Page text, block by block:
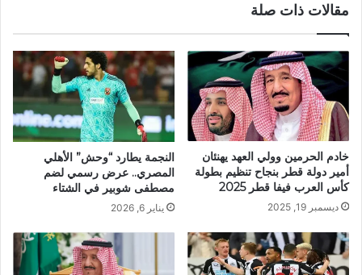
مقالات ذات صلة
خادم الحرمين وولي العهد يهنئان
أمير دولة قطر بنجاح تنظيم بطولة
كأس العرب فيفا قطر 2025
ديسمبر 19, 2025
النجمة يطارد “وحش” الأهلي
المصري.. عرض رسمي لضم
مصطفى شوبير في الشتاء
يناير 6, 2026